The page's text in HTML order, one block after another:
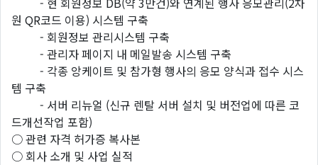
원 QR코드 이용) 시스템 구축
- 회원정보 관리시스템 구축
- 관리자 페이지 내 메일발송 시스템 구축
- 각종 앙케이트 및 참가형 행사의 응모 양식과 접수 시스
템 구축
- 서버 리뉴얼 (신규 렌탈 서버 설치 및 버전업에 따른 코
드개선작업 포함)
○ 관련 자격 허가증 복사본
○ 회사 소개 및 사업 실적